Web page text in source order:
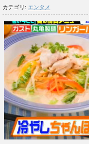
カテゴリ: エンタメ